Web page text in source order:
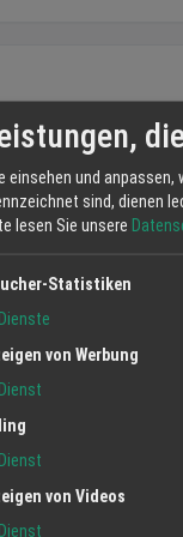
einsehen und
sind, dienen
lesen Sie unsere
Statistiken
Dienste
von Werbung
Dienst
Dienst
von Videos
Dienst